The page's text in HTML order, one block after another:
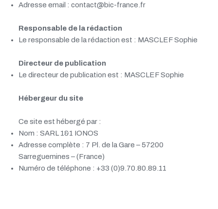
Adresse email : contact@bic-france.fr
Responsable de la rédaction
Le responsable de la rédaction est : MASCLEF Sophie
Directeur de publication
Le directeur de publication est : MASCLEF Sophie
Hébergeur du site
Ce site est hébergé par :
Nom : SARL 1&1 IONOS
Adresse complète : 7 Pl. de la Gare – 57200
Sarreguemines – (France)
Numéro de téléphone : +33 (0)9.70.80.89.11